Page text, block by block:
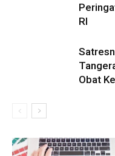
RI
Obat